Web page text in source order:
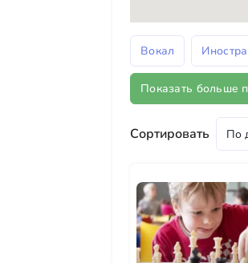
Вокал
Показать больше
Сортировать